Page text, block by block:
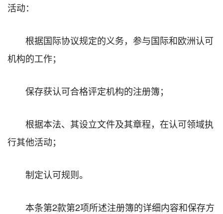
活动：
根据国际协议规定的义务，参与国际和欧洲认可
机构的工作；
保存获认可合格评定机构的注册簿；
根据本法、其设立文件及其章程，在认可领域执
行其他活动；
制定认可规则。
本条第2款第2项所述注册簿的详细内容和保存方